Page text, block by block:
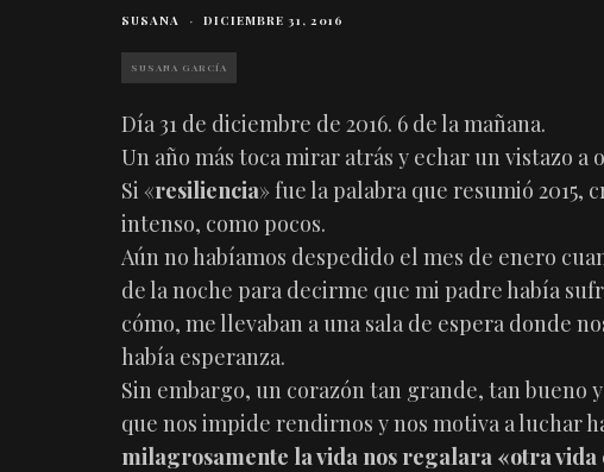
SUSANA · DICIEMBRE 31, 2016
SUSANA GARCÍA
Día 31 de diciembre de 2016. 6 de la mañana.
Un año más toca mirar atrás y echar un vistazo
Si «resiliencia» fue la palabra que resumió 2015,
intenso, como pocos.
Aún no habíamos despedido el mes de enero
de la noche para decirme que mi padre había
cómo, me llevaban a una sala de espera donde
había esperanza.
Sin embargo, un corazón tan grande, tan bueno
que nos impide rendirnos y nos motiva a luchar
milagrosamente la vida nos regalara «otra vida